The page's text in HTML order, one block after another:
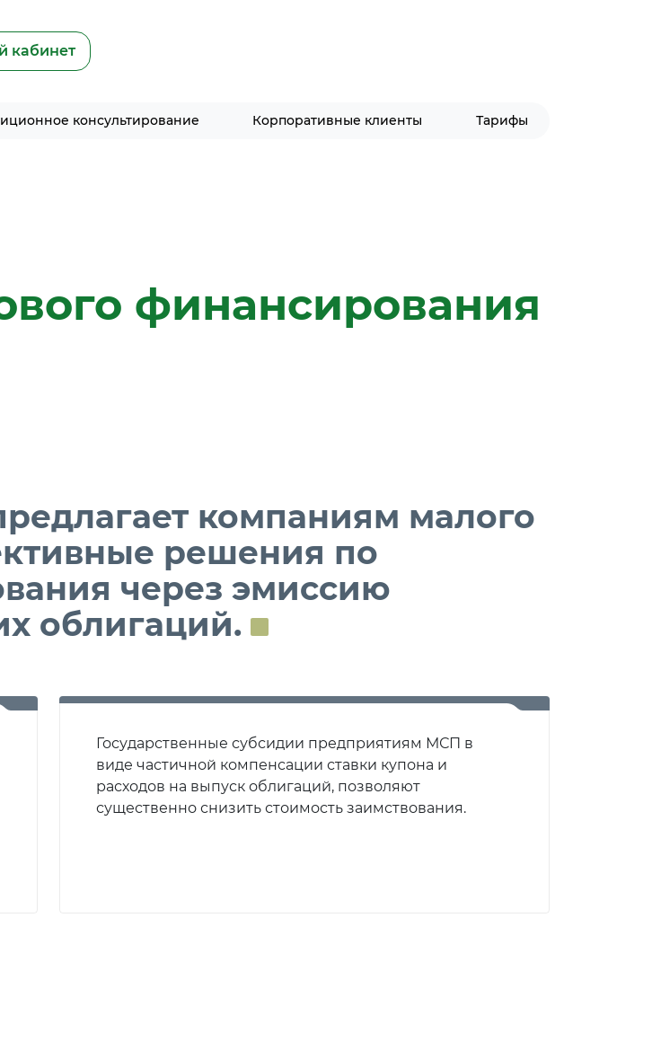
кабинет
консультирование Корпоративные клиенты Тарифы
финансирования
компаниям малого
решения по
через эмиссию
облигаций.
Государственные субсидии предприятиям МСП в
виде частичной компенсации ставки купона и
расходов на выпуск облигаций, позволяют
существенно снизить стоимость заимствования.